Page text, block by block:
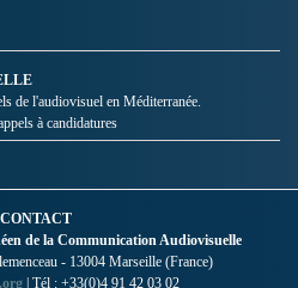
de l'audiovisuel en Méditerranée.
à candidatures
CONTACT
de la Communication Audiovisuelle
- 13004 Marseille (France)
| Tél : +33(0)4 91 42 03 02